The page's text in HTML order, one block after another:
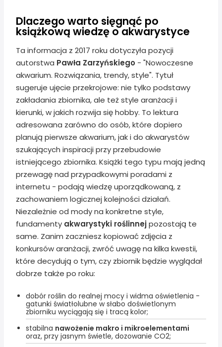
Dlaczego warto sięgnąć po
książkową wiedzę o akwarystyce
Ta informacja z 2017 roku dotyczyła pozycji
autorstwa Pawła Zarzyńskiego - "Nowoczesne
akwarium. Rozwiązania, trendy, style". Tytuł
sugeruje ujęcie przekrojowe: nie tylko podstawy
zakładania zbiornika, ale też style aranżacji i
kierunki, w jakich rozwija się hobby. To lektura
adresowana zarówno do osób, które dopiero
planują pierwsze akwarium, jak i do akwarystów
szukających inspiracji przy przebudowie
istniejącego zbiornika. Książki tego typu mają jedną
przewagę nad przypadkowymi poradami z
internetu - podają wiedzę uporządkowaną, z
zachowaniem logicznej kolejności działań.
Niezależnie od mody na konkretne style,
fundamenty akwarystyki roślinnejpozostają te
same. Zanim zaczniesz kopiować zdjęcia z
konkursów aranżacji, zwróć uwagę na kilka kwestii,
które decydują o tym, czy zbiornik będzie wyglądał
dobrze także po roku:
dobór roślin do realnej mocy i widma oświetlenia -
gatunki światłolubne w słabo doświetlonym
zbiorniku wyciągają się i tracą kolor;
stabilna nawożenie makro i mikroelementami
oraz, przy jasnym świetle, dozowanie CO2;